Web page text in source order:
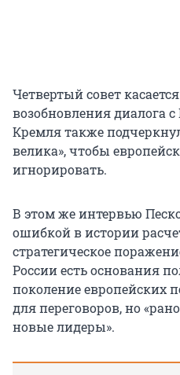
Четвертый совет
возобновления диалога
Кремля также
велика», чтобы
игнорировать.
В этом же интервью
ошибкой в истории
стратегическое
России есть основания
поколение европейских
для переговоров, но
новые лидеры».